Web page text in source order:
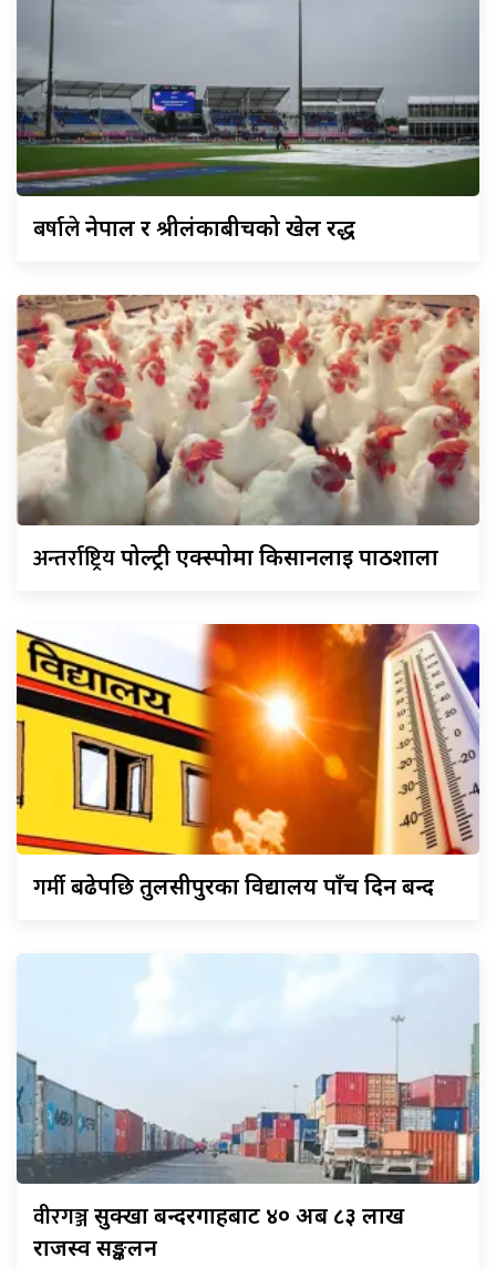
बर्षालेनेपाल र श्रीलंकाबीचको खेल रद्ध
अन्तर्राष्ट्रियपोल्ट्री एक्स्पोमा किसानलाई पाठशाला
गर्मीबढेपछि तुलसीपुरका विद्यालय पाँच दिन बन्द
वीरगञ्जसुक्खा बन्दरगाहबाट ४० अर्ब ८३ लाख
राजस्व सङ्कलन